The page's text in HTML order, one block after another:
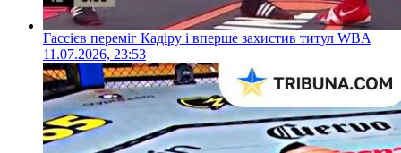
Гассієв переміг Кадіру і вперше захистив титул WBA
11.07.2026, 23:53